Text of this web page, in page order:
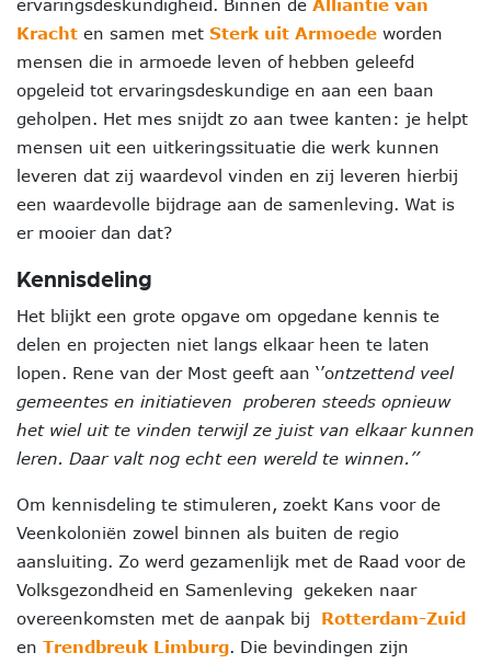
ervaringsdeskundigheid. Binnen de Alliantie van
Kracht en samen met Sterk uit Armoede worden
mensen die in armoede leven of hebben geleefd
opgeleid tot ervaringsdeskundige en aan een baan
geholpen. Het mes snijdt zo aan twee kanten: je helpt
mensen uit een uitkeringssituatie die werk kunnen
leveren dat zij waardevol vinden en zij leveren hierbij
een waardevolle bijdrage aan de samenleving. Wat is
er mooier dan dat?
Kennisdeling
Het blijkt een grote opgave om opgedane kennis te
delen en projecten niet langs elkaar heen te laten
lopen. Rene van der Most geeft aan ‘’ontzettend veel
gemeentes en initiatieven proberen steeds opnieuw
het wiel uit te vinden terwijl ze juist van elkaar kunnen
leren. Daar valt nog echt een wereld te winnen.’’
Om kennisdeling te stimuleren, zoekt Kans voor de
Veenkoloniën zowel binnen als buiten de regio
aansluiting. Zo werd gezamenlijk met de Raad voor de
Volksgezondheid en Samenleving gekeken naar
overeenkomsten met de aanpak bij Rotterdam-Zuid
en Trendbreuk Limburg. Die bevindingen zijn